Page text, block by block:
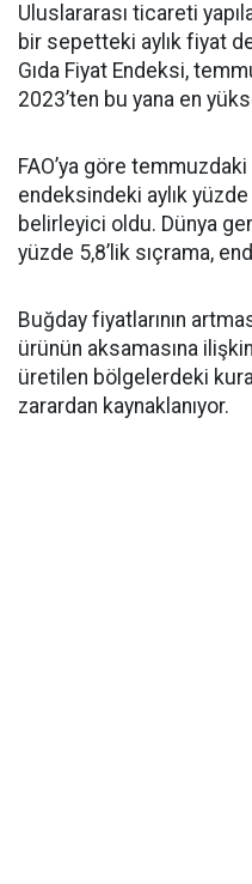
Uluslararası ticareti
bir sepetteki aylık fiyat
Gıda Fiyat Endeksi,
2023’ten bu yana en
FAO’ya göre
endeksindeki aylık
belirleyici oldu. Dünya
yüzde 5,8’lik sıçrama,
Buğday fiyatlarının
ürünün aksamasına
üretilen bölgelerdeki
zarardan kaynaklanıyor.